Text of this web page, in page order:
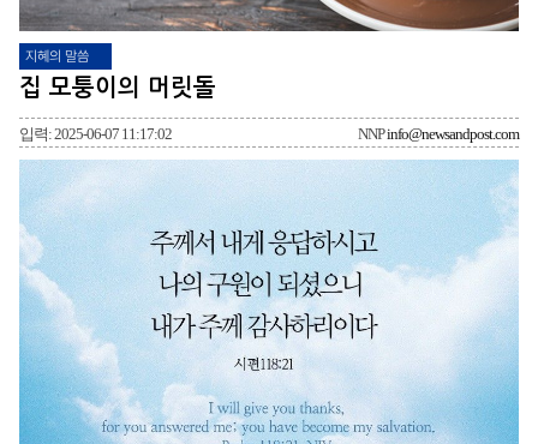
지혜의 말씀
집 모퉁이의 머릿돌
입력: 2025-06-07 11:17:02 NNPinfo@newsandpost.com